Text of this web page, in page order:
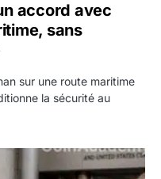
accord avec
sans
sur une route maritime
la sécurité au
plainte d’Apple et